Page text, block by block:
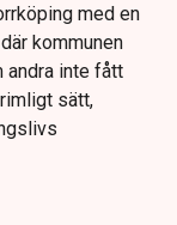
med en
kommunen
andra inte fått
sätt,